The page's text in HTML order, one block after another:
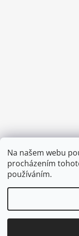
Na našem webu
procházením
používáním.
Provozní doba:
8.00 - 15.00 hod
Copyright 2026